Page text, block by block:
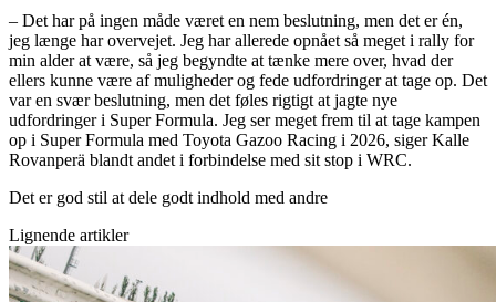
– Det har på ingen måde været en nem beslutning, men det er én,
jeg længe har overvejet. Jeg har allerede opnået så meget i rally for
min alder at være, så jeg begyndte at tænke mere over, hvad der
ellers kunne være af muligheder og fede udfordringer at tage op. Det
var en svær beslutning, men det føles rigtigt at jagte nye
udfordringer i Super Formula. Jeg ser meget frem til at tage kampen
op i Super Formula med Toyota Gazoo Racing i 2026, siger Kalle
Rovanperä blandt andet i forbindelse med sit stop i WRC.
Det er god stil at dele godt indhold med andre
Lignende artikler